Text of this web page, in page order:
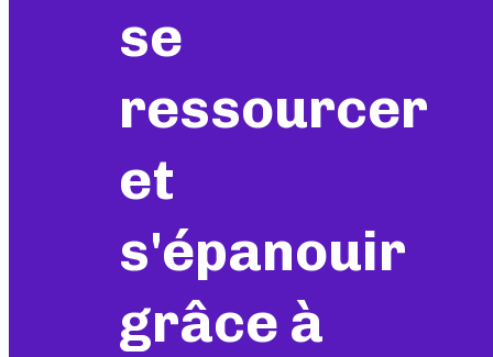
se
ressourcer
et
s'épanouir
grâce à